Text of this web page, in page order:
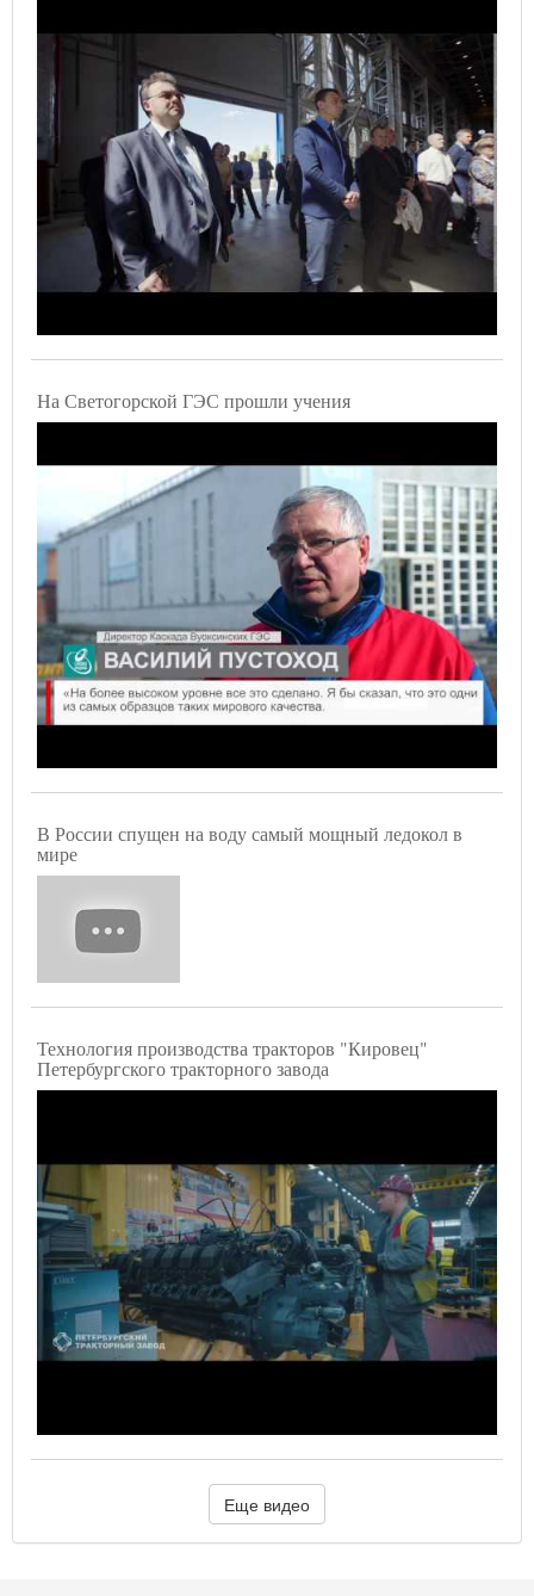
На Светогорской ГЭС прошли учения
В России спущен на воду самый мощный ледокол в
мире
Технология производства тракторов "Кировец"
Петербургского тракторного завода
Еще видео